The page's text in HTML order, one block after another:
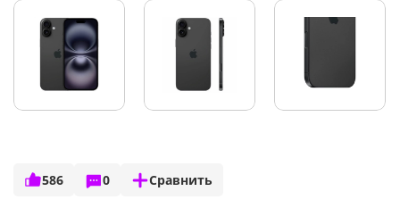
586 0 Сравнить